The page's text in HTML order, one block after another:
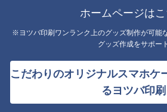
ホームページはこ
※ヨツバ印刷ワンランク上のグッズ制作が可能
グッズ作成をサポート
こだわりのオリジナルスマホケ
るヨツバ印刷